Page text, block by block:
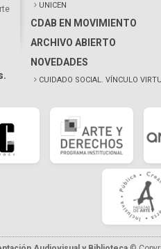
UNICEN
CDAB EN MOVIMIENTO
ARCHIVO ABIERTO
NOVEDADES
CUIDADO SOCIAL. VÍNCULO